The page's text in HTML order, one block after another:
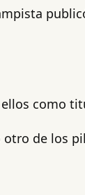
como
de los